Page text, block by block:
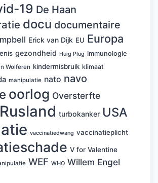
19 De Haan
docu documentaire
Erick van Dijk EU Europa
gezondheid Huig Plug Immunologie
Wolferen kindermisbruik klimaat
manipulatie nato navo
oorlog Oversterfte
Rusland turbokanker USA
vaccinatiedwang vaccinatieplicht
V for Valentine
WEF WHO Willem Engel